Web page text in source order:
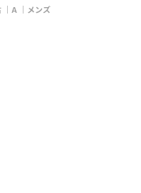
A メンズ